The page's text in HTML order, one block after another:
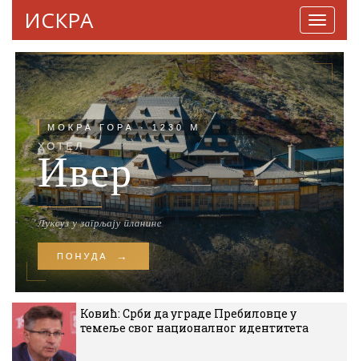
ИСКРА
Ковић: Срби да уграде Пребиловце у
темеље свог националног идентитета